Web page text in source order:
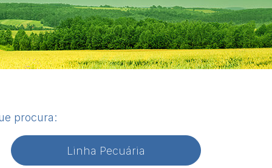
procura:
Linha Pecuária